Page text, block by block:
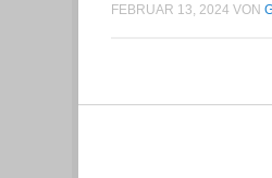
FEBRUAR 13, 2024 VON